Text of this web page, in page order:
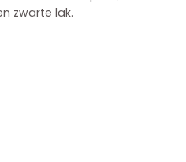
zwarte lak.